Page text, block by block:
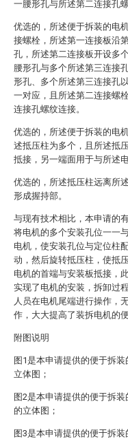
一腰形孔与所述第二连接孔螺
优选的，所述便于拆装的电
接螺栓，所述第一连接板沿
孔，所述第二连接板开设多
腰形孔与多个所述第三连接
形孔、多个所述第三连接孔
一对应，且所述第二连接螺
连接孔螺纹连接。
优选的，所述便于拆装的电
述抵压柱为多个，且所述抵
抵接，另一端面用于与所述
优选的，所述抵压柱远离所
形成握持部。
与现有技术相比，本申请的
将电机的多个安装孔位一一
电机，使安装孔位与定位柱
动，然后旋转抵压柱，使抵
电机的首端与安装板抵接，
实现了电机的安装，拆卸过
人员在电机尾端进行操作，
作，大大提高了装拆电机的便
附图说明
图1是本申请提供的便于拆
立体图；
图2是本申请提供的便于拆
的立体图；
图3是本申请提供的便于拆